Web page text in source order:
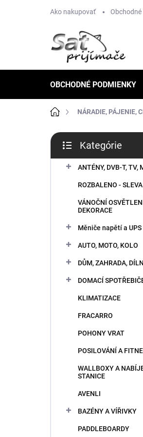
Ako nakupovať
OBCHODNÉ PODMIENKY
DomovNÁRADIE, PÁJENIE,
B
č
kategórie
Kategórie
ANTÉNY, DVB-T, TV,
ROZBALENO - SLEVA
VÁNOČNÍ
DEKORACE
Měniče napětí a UPS
AUTO, MOTO, KOLO
DŮM, ZAHRADA,
DOMACÍ
KLIMATIZACE
FRACARRO
POHONY VRAT
POSILOVÁNÍ A
WALLBOXY A
STANICE
AVENLI
BAZÉNY A VÍŘIVKY
PADDLEBOARDY